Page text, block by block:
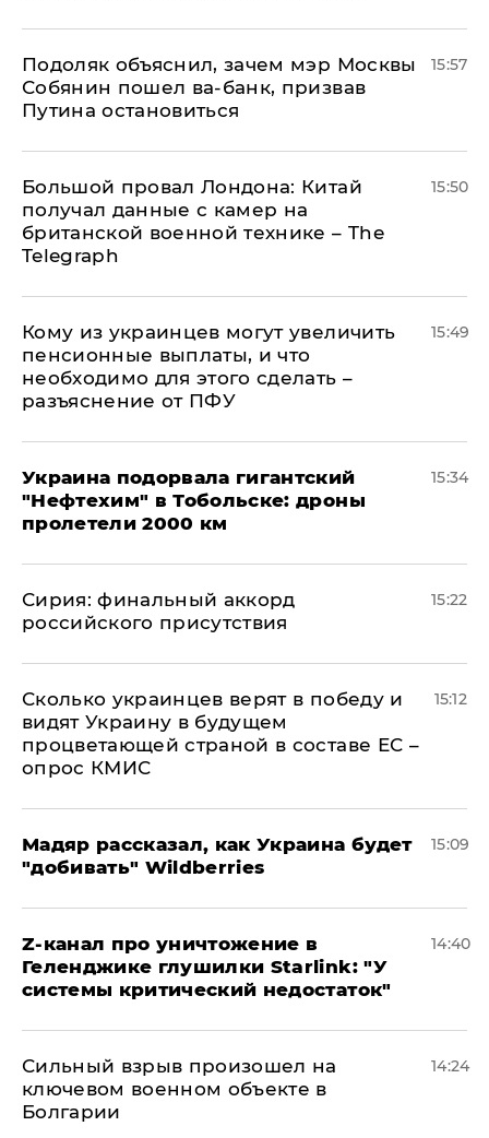
Подоляк объяснил, зачем мэр Москвы
Собянин пошел ва-банк, призвав
Путина остановиться
15:57
Большой провал Лондона: Китай
получал данные с камер на
британской военной технике – The
Telegraph
15:50
Кому из украинцев могут увеличить
пенсионные выплаты, и что
необходимо для этого сделать –
разъяснение от ПФУ
15:49
Украина подорвала гигантский
"Нефтехим" в Тобольске: дроны
пролетели 2000 км
15:34
​Сирия: финальный аккорд
российского присутствия
15:22
Сколько украинцев верят в победу и
видят Украину в будущем
процветающей страной в составе ЕС –
опрос КМИС
15:12
Мадяр рассказал, как Украина будет
"добивать" Wildberries
15:09
Z-канал про уничтожение в
Геленджике глушилки Starlink: "У
системы критический недостаток"
14:40
Сильный взрыв произошел на
ключевом военном объекте в
Болгарии
14:24